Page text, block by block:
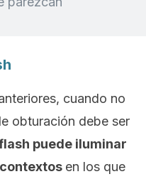
cuando no
obturación debe ser
puede iluminar
en los que